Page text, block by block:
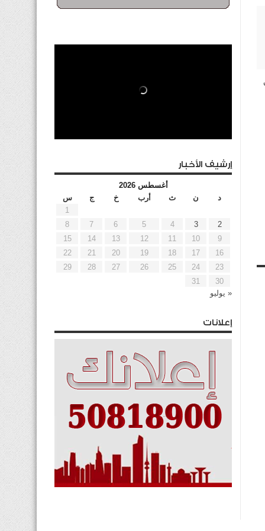
إرشيف الأخبار
أغسطس 2026
د
ن ث أرب خ ج
س
1
2
3
4
5
6
7
8
9
10
11
12
13
14
15
16
17
18
19
20
21
22
23
24
25
26
27
28
29
30
31
« يوليو
إعلانات